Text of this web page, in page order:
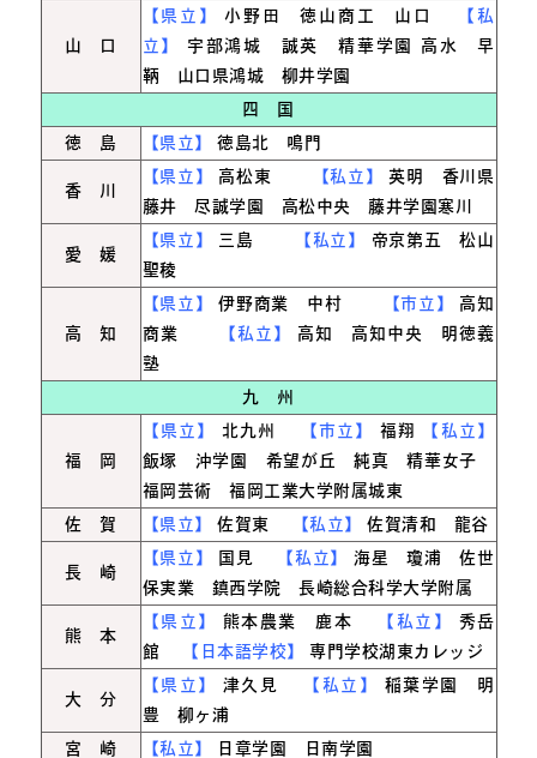
山 口
【県立】 小野田 徳山商工 山口
【私
立】 宇部鴻城 誠英 精華学園
高水 早
鞆 山口県鴻城 柳井学園
四 国
徳 島
【県立】 徳島北 鳴門
香 川
【県立】 高松東 【私立】
英明 香川県
藤井 尽誠学園 高松中央 藤井学園寒川
愛 媛
【県立】 三島 【私立】
帝京第五 松山
聖稜
高 知
【県立】 伊野商業 中村 【市立】
高知
商業
【私立】
高知 高知中央 明徳義
塾
九 州
福 岡
【県立】 北九州 【市立】 福翔
【私立】
飯塚 沖学園 希望が丘 純真 精華女子
福岡芸術 福岡工業大学附属城東
佐 賀
【県立】 佐賀東 【私立】 佐賀清和 龍谷
長 崎
【県立】 国見 【私立】
海星 瓊浦 佐世
保実業 鎮西学院 長崎総合科学大学附属
熊 本
【県立】 熊本農業 鹿本 【私立】
秀岳
館
【日本語学校】 専門学校湖東カレッジ
大 分
【県立】 津久見 【私立】
稲葉学園 明
豊 柳ヶ浦
宮 崎
【私立】 日章学園 日南学園